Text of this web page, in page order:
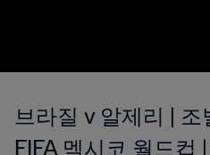
브라질 v 알제리 |
FIFA 멕시코 월드컵